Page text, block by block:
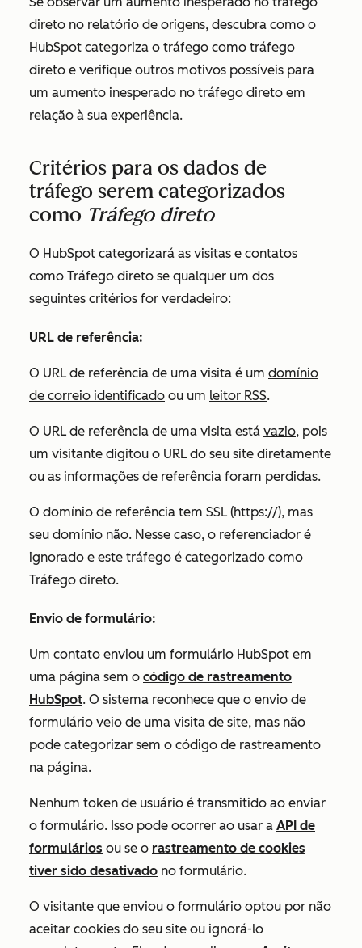
direto no relatório de origens, descubra como o
HubSpot categoriza o tráfego como tráfego
direto e verifique outros motivos possíveis para
um aumento inesperado no tráfego direto em
relação à sua experiência.
Critérios para os dados de
tráfego serem categorizados
como Tráfego direto
O HubSpot categorizará as visitas e contatos
como Tráfego direto se qualquer um dos
seguintes critérios for verdadeiro:
URL de referência:
O URL de referência de uma visita é um domínio
de correio identificado ou um leitor RSS.
O URL de referência de uma visita está vazio, pois
um visitante digitou o URL do seu site diretamente
ou as informações de referência foram perdidas.
O domínio de referência tem SSL (https://), mas
seu domínio não. Nesse caso, o referenciador é
ignorado e este tráfego é categorizado como
Tráfego direto.
Envio de formulário:
Um contato enviou um formulário HubSpot em
uma página sem o código de rastreamento
HubSpot. O sistema reconhece que o envio de
formulário veio de uma visita de site, mas não
pode categorizar sem o código de rastreamento
na página.
Nenhum token de usuário é transmitido ao enviar
o formulário. Isso pode ocorrer ao usar a API de
formulários ou se o rastreamento de cookies
tiver sido desativado no formulário.
O visitante que enviou o formulário optou por não
aceitar cookies do seu site ou ignorá-lo